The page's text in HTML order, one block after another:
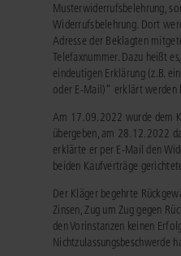
Musterwiderrufsbelehrung,
Widerrufsbelehrung. Dort
Adresse der Beklagten
Telefaxnummer. Dazu heißt
eindeutigen Erklärung (z.B.
oder E-Mail)“ erklärt werden
Am 17.09.2022 wurde dem
übergeben, am 28.12.2022
erklärte er per E-Mail den
beiden Kaufverträge
Der Kläger begehrte
Zinsen, Zug um Zug gegen
den Vorinstanzen keinen
Nichtzulassungsbeschwerde